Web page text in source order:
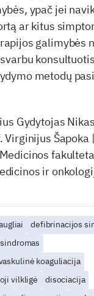
ypač jei
ar kitus
galimybės
metodų
Gydytojas
Virginijus Šapoka
ir
defibrinacijos
koaguliacija
vilkligė
disociacija